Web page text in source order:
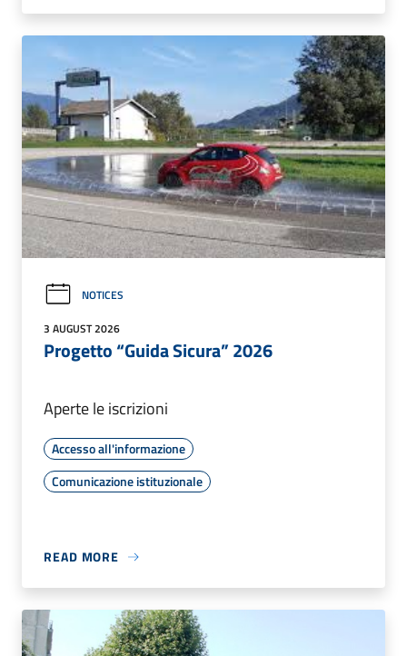
NOTICES
3 AUGUST 2026
Progetto “Guida Sicura” 2026
Aperte le iscrizioni
Accesso all'informazione
Comunicazione istituzionale
READ MORE